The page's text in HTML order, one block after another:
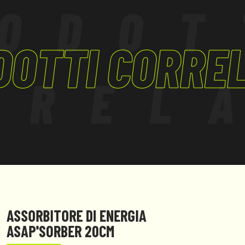
ASSORBITORE DI ENERGIA
ASAP'SORBER 20CM